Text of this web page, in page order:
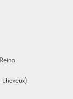
cheveux)